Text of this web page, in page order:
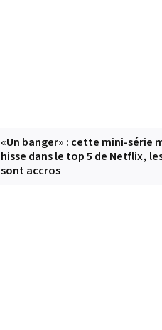
«Un banger» : cette mini-série
hisse dans le top 5 de Netflix,
sont accros